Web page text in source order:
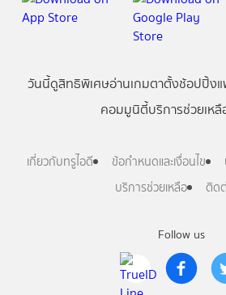
Follow us
วันนี้ดูสิทธิพิเศษอ่านเกมตาตั้งช้อปปิ้ง
คอมมูนิตี้บริการช่วยเหลื
เกี่ยวกับทรูไอดี ข้อกำหนดและเงื่อนไข
บริการช่วยเหลือ
ติด